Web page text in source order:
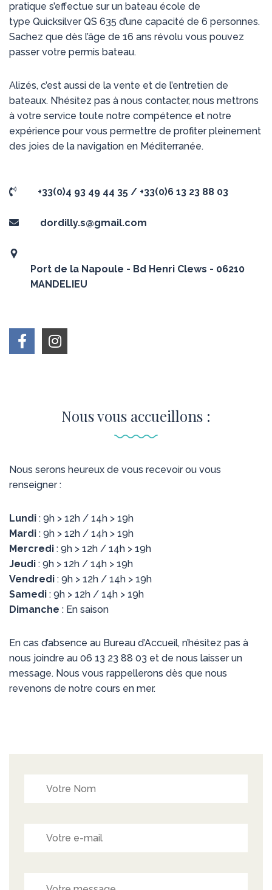
pratique s’effectue sur un bateau école de
type Quicksilver QS 635 d’une capacité de 6 personnes.
Sachez que dès l’âge de 16 ans révolu vous pouvez
passer votre permis bateau.
Alizés, c’est aussi de la vente et de l’entretien de
bateaux. N’hésitez pas à nous contacter, nous mettrons
à votre service toute notre compétence et notre
expérience pour vous permettre de profiter pleinement
des joies de la navigation en Méditerranée.
+33(0)4 93 49 44 35 / +33(0)6 13 23 88 03
dordilly.s@gmail.com
Port de la Napoule - Bd Henri Clews - 06210
MANDELIEU
Nous vous accueillons :
Nous serons heureux de vous recevoir ou vous
renseigner :
Lundi : 9h > 12h / 14h > 19h
Mardi : 9h > 12h / 14h > 19h
Mercredi : 9h > 12h / 14h > 19h
Jeudi : 9h > 12h / 14h > 19h
Vendredi : 9h > 12h / 14h > 19h
Samedi : 9h > 12h / 14h > 19h
Dimanche : En saison
En cas d’absence au Bureau d’Accueil, n’hésitez pas à
nous joindre au 06 13 23 88 03 et de nous laisser un
message. Nous vous rappellerons dès que nous
revenons de notre cours en mer.